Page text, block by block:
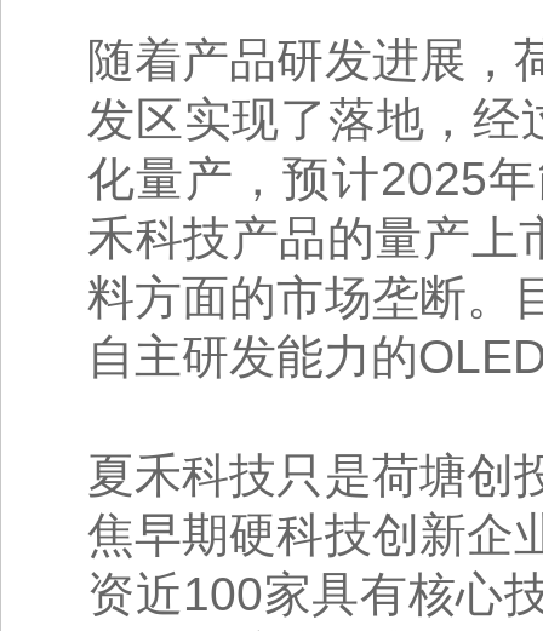
随着产品研发进展，
发区实现了落地，经
化量产，预计2025
禾科技产品的量产上
料方面的市场垄断。
自主研发能力的
夏禾科技只是荷塘创
焦早期硬科技创新企
资近100家具有核心